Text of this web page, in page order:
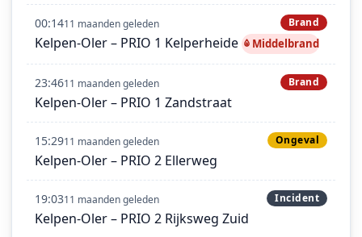
00:1411 maanden geleden Brand
Kelpen-Oler – PRIO 1 Kelperheide Middelbrand
23:4611 maanden geleden Brand
Kelpen-Oler – PRIO 1 Zandstraat
15:2911 maanden geleden Ongeval
Kelpen-Oler – PRIO 2 Ellerweg
19:0311 maanden geleden Incident
Kelpen-Oler – PRIO 2 Rijksweg Zuid